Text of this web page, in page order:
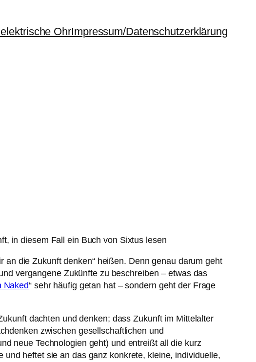
OhrImpressum/Datenschutzerklärung
in diesem Fall ein Buch von Sixtus lesen
an die Zukunft denken“ heißen. Denn genau darum geht
vergangene Zukünfte zu beschreiben – etwas das
Naked“ sehr häufig getan hat – sondern geht der Frage
dachten und denken; dass Zukunft im Mittelalter
zwischen gesellschaftlichen und
neue Technologien geht) und entreißt all die kurz
heftet sie an das ganz konkrete, kleine, individuelle,